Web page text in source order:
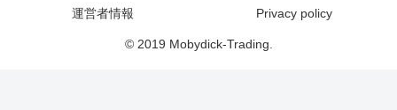
運営者情報
Privacy policy
© 2019 Mobydick-Trading.